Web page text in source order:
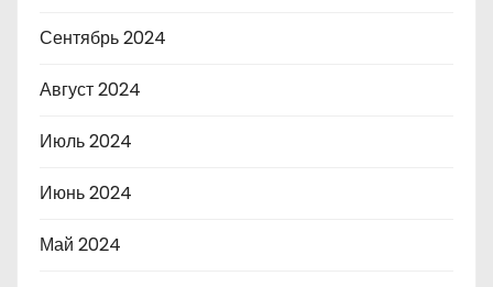
Сентябрь 2024
Август 2024
Июль 2024
Июнь 2024
Май 2024